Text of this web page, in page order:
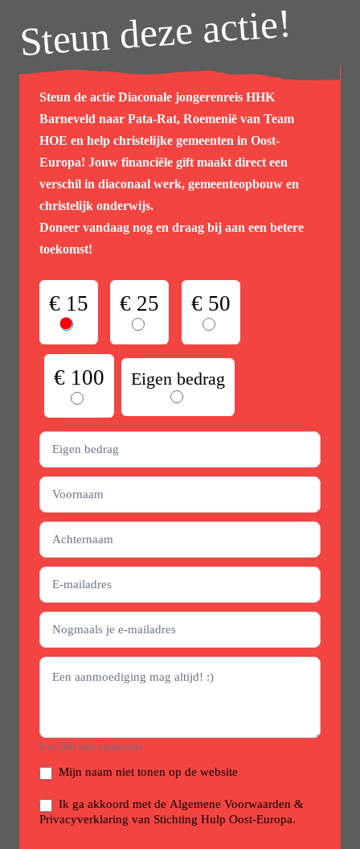
Steun deze actie!
Steun de actie Diaconale jongerenreis HHK
Barneveld naar Pata-Rat, Roemeniëvan Team
HOE en help christelijke gemeenten in Oost-
Europa! Jouw financiële gift maakt direct een
verschil in diaconaal werk, gemeenteopbouw en
christelijk onderwijs.
Doneer vandaag nog en draag bij aan een betere
toekomst!
Steun
actie
€ 15 € 25 € 50
€ 100 Eigen bedrag
0 of 200 max characters
Mijn naam niet tonen op de website
Ik ga akkoord met de Algemene Voorwaarden &
Privacyverklaring van Stichting Hulp Oost-Europa.